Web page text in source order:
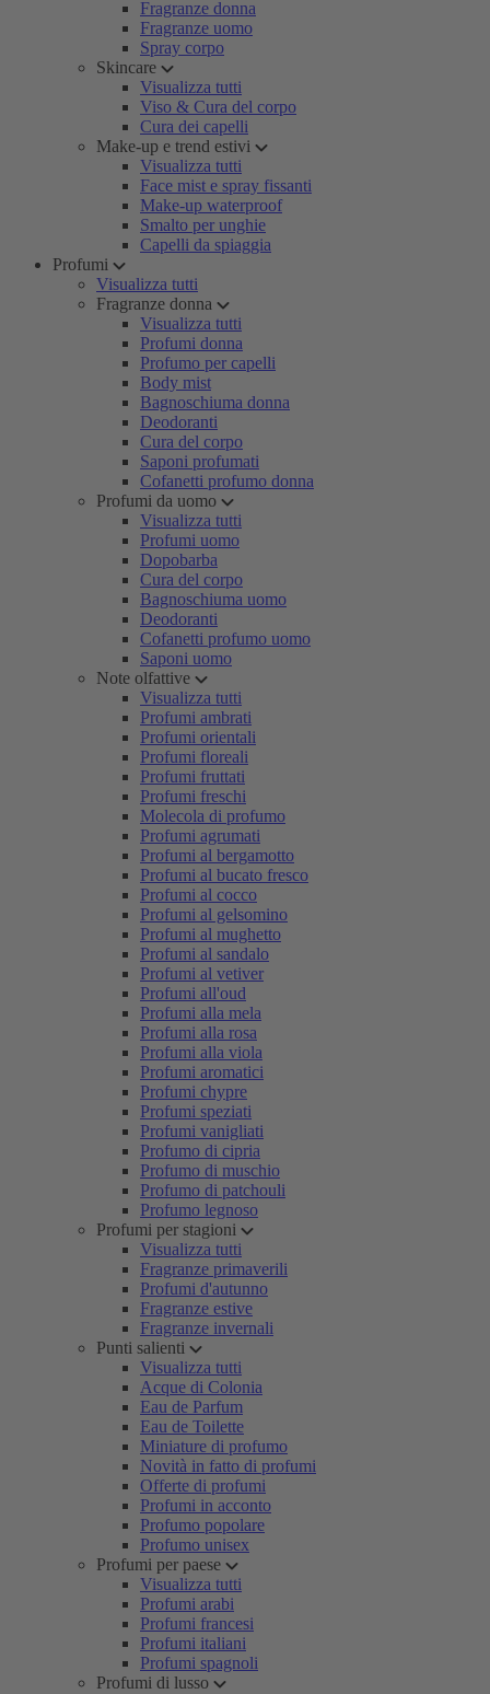
Fragranze donna
Fragranze uomo
Spray corpo
Skincare
Visualizza tutti
Viso & Cura del corpo
Cura dei capelli
Make-up e trend estivi
Visualizza tutti
Face mist e spray fissanti
Make-up waterproof
Smalto per unghie
Capelli da spiaggia
Profumi
Visualizza tutti
Fragranze donna
Visualizza tutti
Profumi donna
Profumo per capelli
Body mist
Bagnoschiuma donna
Deodoranti
Cura del corpo
Saponi profumati
Cofanetti profumo donna
Profumi da uomo
Visualizza tutti
Profumi uomo
Dopobarba
Cura del corpo
Bagnoschiuma uomo
Deodoranti
Cofanetti profumo uomo
Saponi uomo
Note olfattive
Visualizza tutti
Profumi ambrati
Profumi orientali
Profumi floreali
Profumi fruttati
Profumi freschi
Molecola di profumo
Profumi agrumati
Profumi al bergamotto
Profumi al bucato fresco
Profumi al cocco
Profumi al gelsomino
Profumi al mughetto
Profumi al sandalo
Profumi al vetiver
Profumi all'oud
Profumi alla mela
Profumi alla rosa
Profumi alla viola
Profumi aromatici
Profumi chypre
Profumi speziati
Profumi vanigliati
Profumo di cipria
Profumo di muschio
Profumo di patchouli
Profumo legnoso
Profumi per stagioni
Visualizza tutti
Fragranze primaverili
Profumi d'autunno
Fragranze estive
Fragranze invernali
Punti salienti
Visualizza tutti
Acque di Colonia
Eau de Parfum
Eau de Toilette
Miniature di profumo
Novità in fatto di profumi
Offerte di profumi
Profumi in acconto
Profumo popolare
Profumo unisex
Profumi per paese
Visualizza tutti
Profumi arabi
Profumi francesi
Profumi italiani
Profumi spagnoli
Profumi di lusso